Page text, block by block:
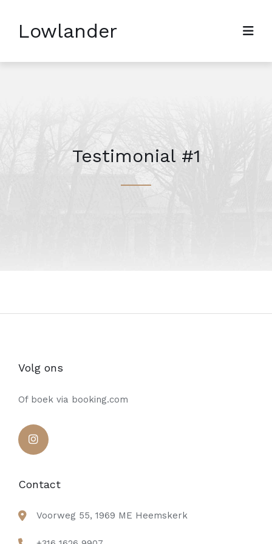
Lowlander
Testimonial #1
Volg ons
Of boek via booking.com
Contact
Voorweg 55, 1969 ME Heemskerk